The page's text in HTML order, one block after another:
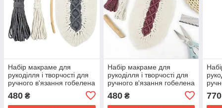
Набір макраме для
рукоділля і творчості для
ручного в'язання гобелена
настінного декору "Лист"
26х15 см сірий
480 ₴
Набір макраме для
рукоділля і творчості для
ручного в'язання гобелена
настінного декору «Лист»
26х15см червоний
480₴ 770